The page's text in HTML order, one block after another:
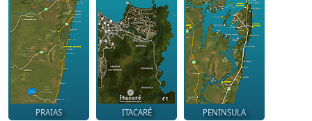
PRAIAS ITACARÉ PENINSULA